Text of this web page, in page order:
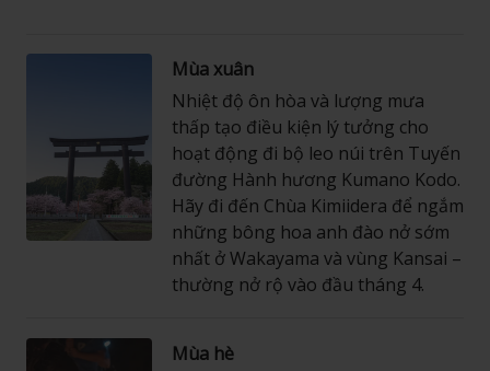
Mùa xuân
Nhiệt độ ôn hòa và lượng mưa
thấp tạo điều kiện lý tưởng cho
hoạt động đi bộ leo núi trên Tuyến
đường Hành hương Kumano Kodo.
Hãy đi đến Chùa Kimiidera để ngắm
những bông hoa anh đào nở sớm
nhất ở Wakayama và vùng Kansai –
thường nở rộ vào đầu tháng 4.
Mùa hè